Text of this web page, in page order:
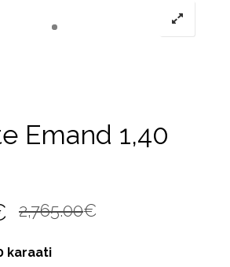
Emand 1,40
2,765.00€
karaati